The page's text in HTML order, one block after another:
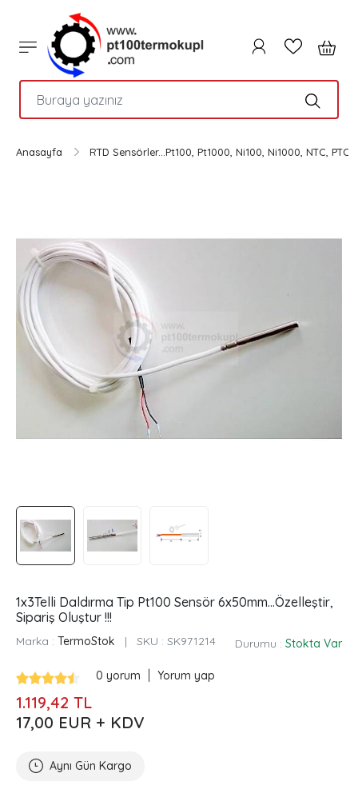
Anasayfa RTD Sensörler...Pt100, Pt1000, Ni100, Ni1000, NTC, PTC
1x3Telli Daldırma Tip Pt100 Sensör 6x50mm...Özelleştir,
Sipariş Oluştur !!!
Marka : TermoStok | SKU : SK971214 Durumu : Stokta Var
0 yorum | Yorum yap
17,00 EUR + KDV
1.119,42 TL
Aynı Gün Kargo